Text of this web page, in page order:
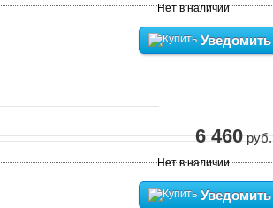
Нет в наличии
Уведомить
6 460руб.
Нет в наличии
Уведомить